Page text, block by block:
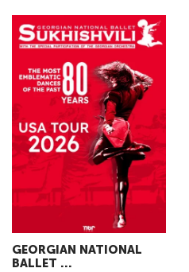
GEORGIAN NATIONAL
BALLET ...